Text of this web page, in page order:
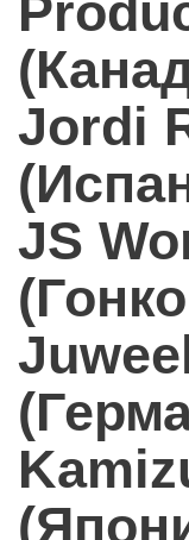
Jordi
JS